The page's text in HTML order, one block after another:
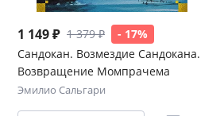
1 149 ₽ 1 379 ₽
- 17%
Сандокан. Возмездие Сандокана.
Возвращение Момпрачема
Эмилио Сальгари